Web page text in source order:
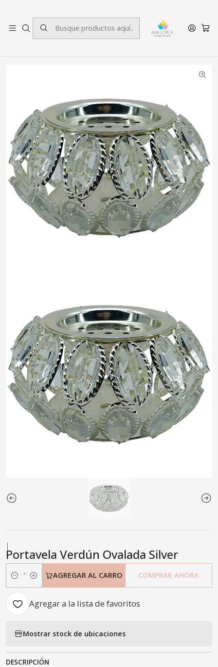
Inicio Decoración Portavelas
Portavela Verdún Ovalada Silver
|
Portavela Verdún Ovalada Silver
Cantidad
AGREGAR AL CARRO COMPRAR AHORA
Agregar a la lista de favoritos
Mostrar stock de ubicaciones
DESCRIPCIÓN